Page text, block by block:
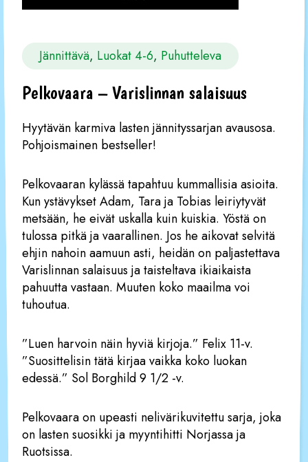
Jännittävä, Luokat 4-6, Puhutteleva
Pelkovaara – Varislinnan salaisuus
Hyytävän karmiva lasten jännityssarjan avausosa.
Pohjoismainen bestseller!
Pelkovaaran kylässä tapahtuu kummallisia asioita.
Kun ystävykset Adam, Tara ja Tobias leiriytyvät
metsään, he eivät uskalla kuin kuiskia. Yöstä on
tulossa pitkä ja vaarallinen. Jos he aikovat selvitä
ehjin nahoin aamuun asti, heidän on paljastettava
Varislinnan salaisuus ja taisteltava ikiaikaista
pahuutta vastaan. Muuten koko maailma voi
tuhoutua.
”Luen harvoin näin hyviä kirjoja.” Felix 11-v.
”Suosittelisin tätä kirjaa vaikka koko luokan
edessä.” Sol Borghild 9 1/2 -v.
Pelkovaara on upeasti nelivärikuvitettu sarja, joka
on lasten suosikki ja myyntihitti Norjassa ja
Ruotsissa.